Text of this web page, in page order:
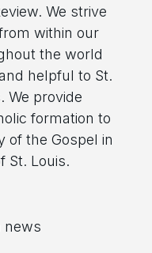
We strive
within our
the world
helpful to St.
We provide
formation to
of the Gospel in
St. Louis.
news